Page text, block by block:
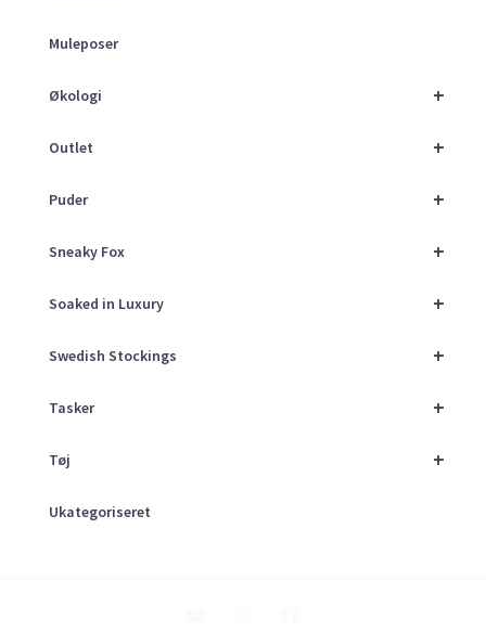
Muleposer
+
Økologi
+
Outlet
+
Puder
+
Sneaky Fox
+
Soaked in Luxury
+
Swedish Stockings
+
Tasker
+
Tøj
Ukategoriseret